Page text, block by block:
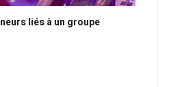
liés à un groupe